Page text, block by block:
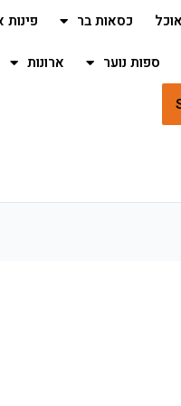
כסאות בר פינות
ספות נוער ארונות